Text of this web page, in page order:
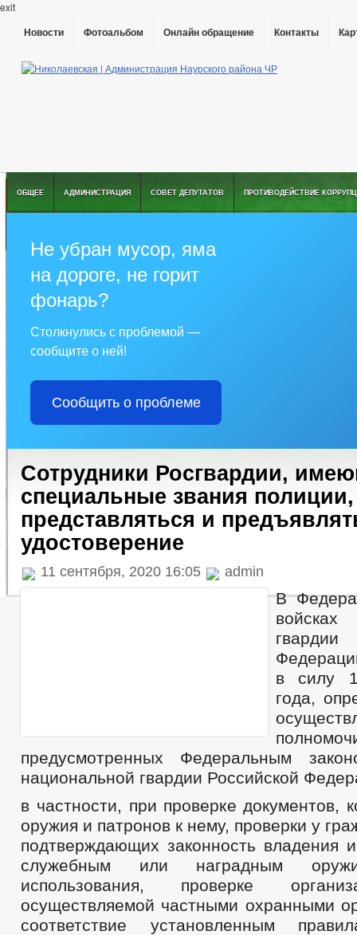
exit
Новости Фотоальбом Онлайн обращение Контакты
ОБЩЕЕ АДМИНИСТРАЦИЯ СОВЕТ ДЕПУТАТОВ ПРОТИВОДЕЙСТВИЕ
Не убран мусор, яма
на дороге, не горит
фонарь?
Столкнулись с проблемой —
сообщите о ней!
Сообщить о проблеме
Сотрудники Росгвардии,
специальные звания
представляться и
удостоверение
11 сентября, 2020 16:05 admin
В
в силу
года,
предусмотренных Федеральным
национальной гвардии Российской
в частности, при проверке документов,
оружия и патронов к нему, проверки у
подтверждающих законность владения
служебным или наградным
использования, проверке
осуществляемой частными охранными
соответствие установленным